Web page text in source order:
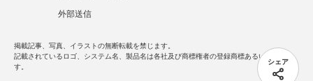
シェア
外部送信
掲載記事、写真、イラストの無断転載を禁じます。
記載されているロゴ、システム名、製品名は各社及び商標権者の登録商標あるいは商標で
す。